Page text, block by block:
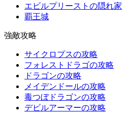
エビルプリーストの隠れ家
覇王城
強敵攻略
サイクロプスの攻略
フォレストドラゴの攻略
ドラゴンの攻略
メイデンドールの攻略
毒つぼドラゴンの攻略
デビルアーマーの攻略